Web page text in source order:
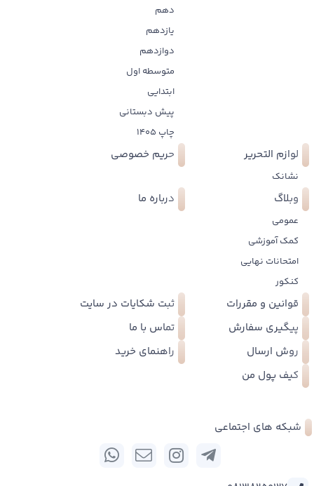
دهم
یازدهم
دوازدهم
متوسطه اول
ابتدایی
پیش دبستانی
چاپ 1405
لوازم التحریر
نشانک
حریم خصوصی
وبلاگ
عمومی
کمک آموزشی
امتحانات نهایی
کنکور
درباره ما
قوانین و مقررات
ثبت شکایات در سایت
پیگیری سفارش
تماس با ما
روش ارسال
راهنمای خرید
کیف پول من
شبکه های اجتماعی